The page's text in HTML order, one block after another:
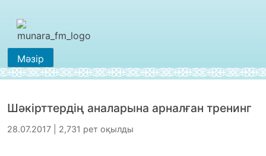
Мәзір
Шәкірттердің аналарына арналған тренинг
28.07.2017 | 2,731 рет оқылды